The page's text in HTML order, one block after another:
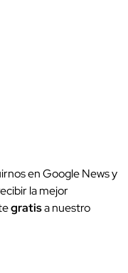
en Google News y
la mejor
gratisa nuestro